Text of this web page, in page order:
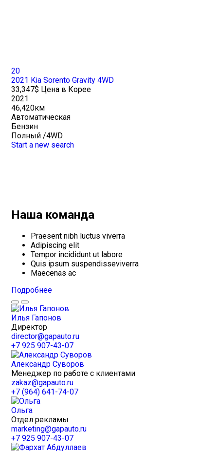
20
2021 Kia Sorento Gravity 4WD
33,347$ Цена в Корее
2021
46,420км
Автоматическая
Бензин
Полный /4WD
Start a new search
Наша команда
Praesent nibh luctus viverra
Adipiscing elit
Tempor incididunt ut labore
Quis ipsum suspendisseviverra
Maecenas ac
Подробнее
Илья Гапонов
Директор
director@gapauto.ru
+7 925 907-43-07
Александр Суворов
Менеджер по работе с клиентами
zakaz@gapauto.ru
+7 (964) 641-74-07
Ольга
Отдел рекламы
marketing@gapauto.ru
+7 925 907-43-07